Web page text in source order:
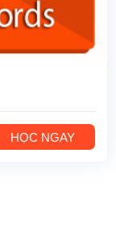
HỌC NGAY